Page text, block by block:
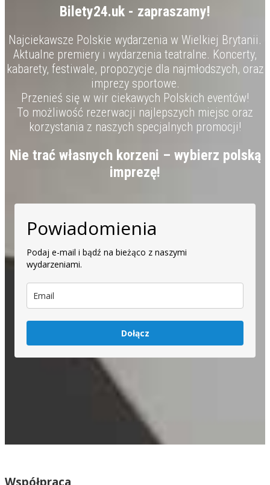
Bilety24.uk - zapraszamy!
Najciekawsze Polskie wydarzenia w Wielkiej Brytanii.
Aktualne premiery i wydarzenia teatralne. Koncerty,
kabarety, festiwale, propozycje dla najmłodszych, oraz
imprezy sportowe.
Przenieś się w wir ciekawych Polskich eventów!
To możliwość rezerwacji najlepszych miejsc oraz
korzystania z naszych specjalnych promocji!
Nie trać własnych korzeni – wybierz polską
imprezę!
Powiadomienia
Podaj e-mail i bądź na bieżąco z naszymi
wydarzeniami.
Dołącz
Współpraca